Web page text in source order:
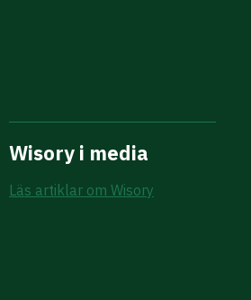
Wisory i media
Läs artiklar om Wisory